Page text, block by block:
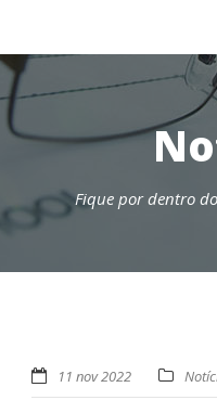
Fique por dentro
11 nov 2022